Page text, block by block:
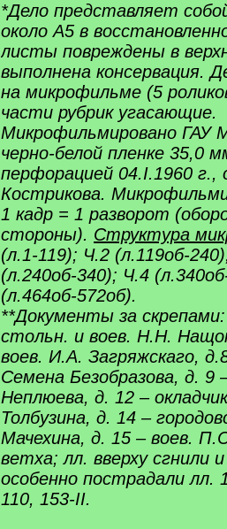
*Дело представляет
около А5 в
листы повреждены в
выполнена консервация.
на микрофильме (5
части рубрик угасающие.
Микрофильмировано ГАУ
черно-белой пленке 35,0
перфорацией 04.I.1960 г.,
Кострикова.
1 кадр = 1 разворот
стороны). Структура
(л.1-119); Ч.2 (л.119об-
(л.240об-340); Ч.4
(л.464об-572об).
**Документы за
стольн. и воев. Н.Н.
воев. И.А. Загряжскаго,
Семена Безобразова, д. 9
Неплюева, д. 12 –
Толбузина, д. 14 –
Мачехина, д. 15 – воев.
ветха; лл. вверху сгнили
особенно пострадали лл.
110, 153-II.